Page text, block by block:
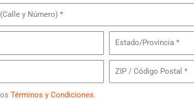
Estado/Provincia
Términos y Condiciones.